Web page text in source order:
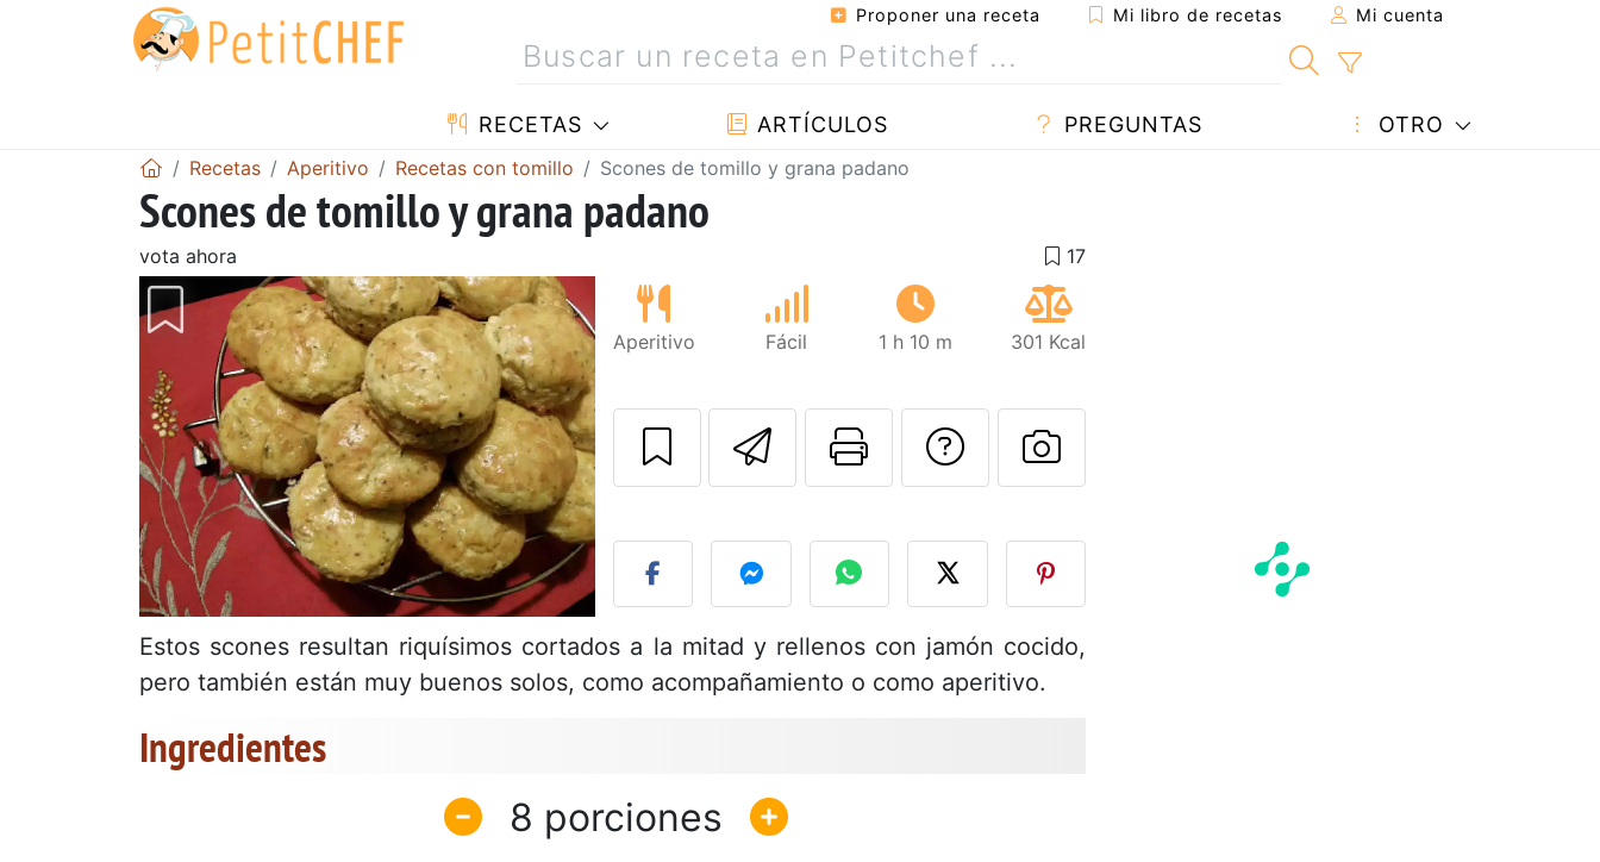
Proponer una receta Mi libro de recetas Mi cuenta
RECETAS ARTÍCULOS PREGUNTAS OTRO
Recetas Aperitivo Recetas con tomillo Scones de tomillo y grana padano
Scones de tomillo y grana padano
vota ahora
Aperitivo Fácil 1 h 10 m 301 Kcal
Enviar esta receta a un amigo
Imprimir esta página
Preguntar al autor
Publicar la foto de esta receta
Estos scones resultan riquísimos cortados a la mitad y rellenos con jamón cocido,
pero también están muy buenos solos, como acompañamiento o como aperitivo.
Ingredientes
8